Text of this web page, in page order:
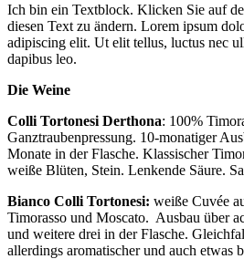
Ich bin ein Textblock. Klicken Sie auf
diesen Text zu ändern. Lorem ipsum
adipiscing elit. Ut elit tellus, luctus nec
dapibus leo.
Die Weine
Colli Tortonesi Derthona: 100%
Ganztraubenpressung. 10-monatiger
Monate in der Flasche. Klassischer
weiße Blüten, Stein. Lenkende Säure.
Bianco Colli Tortonesi: weiße Cuvée
Timorasso und Moscato. Ausbau über
und weitere drei in der Flasche.
allerdings aromatischer und auch etwas